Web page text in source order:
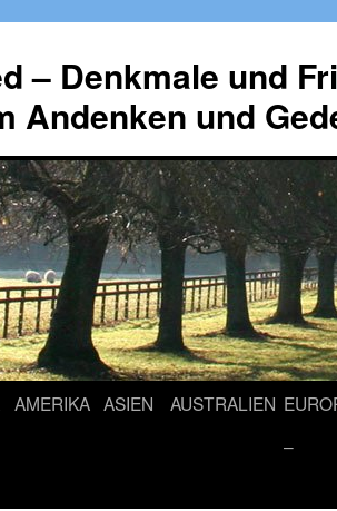
– Denkmale und
Andenken und
AMERIKA ASIEN AUSTRALIEN
–